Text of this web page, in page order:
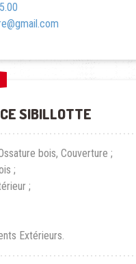
SIBILLOTTE
bois, Couverture ;
;
;
Extérieurs.